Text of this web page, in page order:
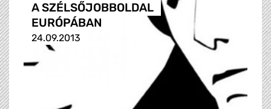
A SZÉLSŐJOBBOLDAL
EURÓPÁBAN
24.09.2013